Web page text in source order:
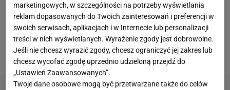
został wypożyczony do końca trwającego
sezonu.
Jego nowy klub walczy o awans do
ekstraklasy,a jego głównymi rywalami powinny być
Warta Poznań oraz Podbeskidzie Bielsko-Biała >>
marketingowych, w szczególności na potrzeby wyświetlania
reklam dopasowanych do Twoich zainteresowań i preferencji w
swoich serwisach, aplikacjach i w Internecie lub personalizacji
treści w nich wyświetlanych. Wyrażenie zgody jest dobrowolne.
Jeśli nie chcesz wyrazić zgody, chcesz ograniczyć jej zakres lub
chcesz wycofać zgodę uprzednio udzieloną przejdź do
„Ustawień Zaawansowanych”.
Twoje dane osobowe mogą być przetwarzane także do celów